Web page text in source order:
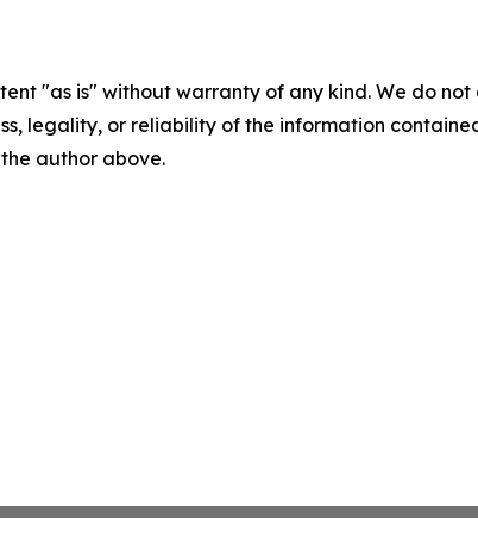
"as is" without warranty of any kind. We do
legality, or reliability of the information
author above.